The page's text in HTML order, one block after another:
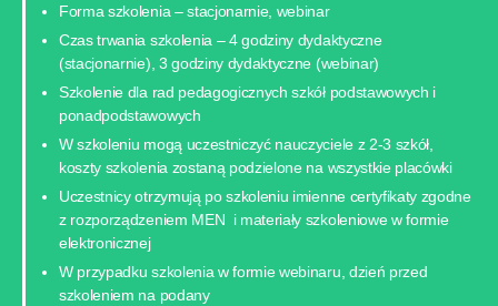
Forma szkolenia – stacjonarnie, webinar
Czas trwania szkolenia – 4 godziny dydaktyczne
(stacjonarnie), 3 godziny dydaktyczne (webinar)
Szkolenie dla rad pedagogicznych szkół podstawowych i
ponadpodstawowych
W szkoleniu mogą uczestniczyć nauczyciele z 2-3 szkół,
koszty szkolenia zostaną podzielone na wszystkie placówki
Uczestnicy otrzymują po szkoleniu imienne certyfikaty zgodne
z rozporządzeniem MEN i materiały szkoleniowe w formie
elektronicznej
W przypadku szkolenia w formie webinaru, dzień przed
szkoleniem na podany